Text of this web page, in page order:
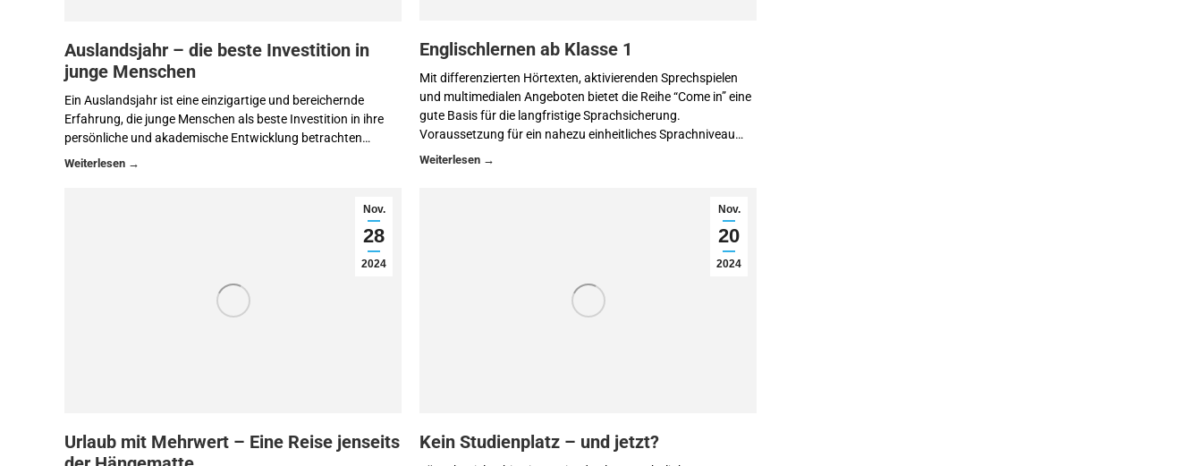
Auslandsjahr – die beste Investition in
junge Menschen
Ein Auslandsjahr ist eine einzigartige und bereichernde
Erfahrung, die junge Menschen als beste Investition in ihre
persönliche und akademische Entwicklung betrachten…
Englischlernen ab Klasse 1
Mit differenzierten Hörtexten, aktivierenden Sprechspielen
und multimedialen Angeboten bietet die Reihe “Come in” eine
gute Basis für die langfristige Sprachsicherung.
Voraussetzung für ein nahezu einheitliches Sprachniveau…
Nov.
28
2024
Urlaub mit Mehrwert – Eine Reise jenseits
Nov.
20
2024
Kein Studienplatz – und jetzt?